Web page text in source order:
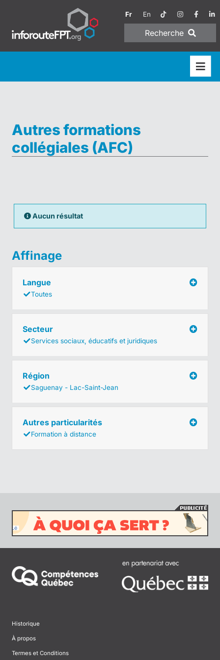
Fr En
Recherche
Autres formations
collégiales (AFC)
Aucun résultat
Affinage
Langue
Toutes
Secteur
Services sociaux, éducatifs et juridiques
Région
Saguenay - Lac-Saint-Jean
Autres particularités
Formation à distance
Historique
À propos
Termes et Conditions